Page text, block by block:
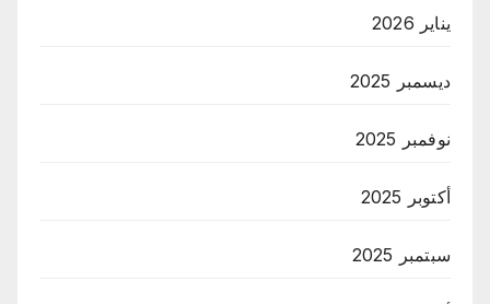
يناير 2026
ديسمبر 2025
نوفمبر 2025
أكتوبر 2025
سبتمبر 2025